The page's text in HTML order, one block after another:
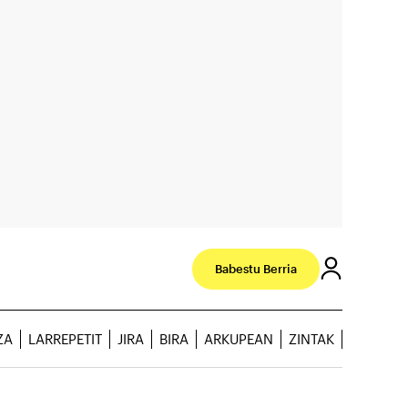
Babestu Berria
LARREPETIT JIRA BIRA ARKUPEAN ZINTAK